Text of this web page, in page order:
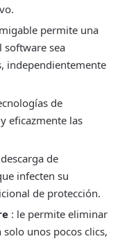
permite una
software sea
independientemente
de
eficazmente las
de
infecten su
de protección.
: le permite eliminar
unos pocos clics,